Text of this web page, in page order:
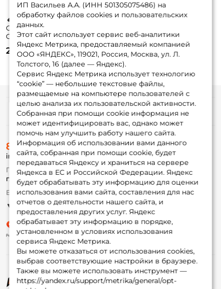
Спиннинг Zetrix
Orsa Nero 232см. 4-
17гр. 101 гр. fast /
ZONS-772ML
29 890 ₽
Orsa Nero 231см.
10-42гр. fast /
ZONS-772MH
33 950 ₽
ИП Васильев А.А. (ИНН 501305075486) на
обработку файлов cookies и пользовательских
данных.
Этот сайт использует сервис веб-аналитики
Яндекс Метрика, предоставляемый компанией
ООО «ЯНДЕКС», 119021, Россия, Москва, ул. Л.
Толстого, 16 (далее — Яндекс).
Сервис Яндекс Метрика использует технологию
“cookie” — небольшие текстовые файлы,
размещаемые на компьютере пользователей с
целью анализа их пользовательской активности.
Собранная при помощи cookie информация не
может идентифицировать вас, однако может
помочь нам улучшить работу нашего сайта.
Информация об использовании вами данного
сайта, собранная при помощи cookie, будет
передаваться Яндексу и храниться на сервере
Яндекса в ЕС и Российской Федерации. Яндекс
будет обрабатывать эту информацию для оценки
использования вами сайта, составления для нас
отчетов о деятельности нашего сайта, и
предоставления других услуг. Яндекс
обрабатывает эту информацию в порядке,
установленном в условиях использования
сервиса Яндекс Метрика.
Вы можете отказаться от использования cookies,
выбрав соответствующие настройки в браузере.
Также вы можете использовать инструмент —
https://yandex.ru/support/metrika/general/opt-
Информация
О магазине
Доставка
Оплата
Fox-bonus
Гуру
Партнерская программа
8 (495) 532-77-88
info@foxfishing.ru
По вопросам с заказом
г. Москва, ул. Плеханова д.7
Ежедневно 10:00 до 20:00